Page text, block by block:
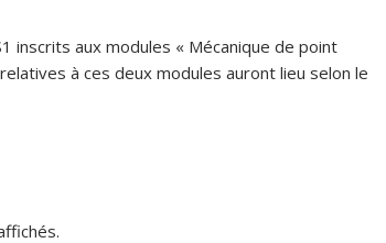
inscrits aux modules « Mécanique de point
à ces deux modules auront lieu selon le